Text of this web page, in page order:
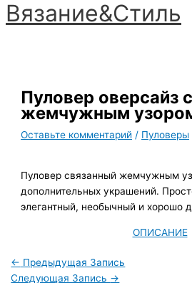
Перейти
к
Вязание&Стиль
Пуловер оверсайз с
жемчужным
Оставьте комментарий / Пуловеры
Пуловер связанный жемчужным
дополнительных украшений.
элегантный, необычный и хорошо
ОПИСАНИЕ
← Предыдущая Запись
Следующая Запись →